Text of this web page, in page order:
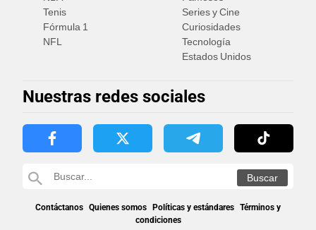
Tenis
Fórmula 1
NFL
Series y Cine
Curiosidades
Tecnología
Estados Unidos
Nuestras redes sociales
Contáctanos Quienes somos Políticas y estándares Términos y
condiciones